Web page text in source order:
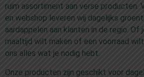
ruim assortiment aan verse producten.
en webshop leveren wij dagelijks
aardappelen aan klanten in de regio. Of
maaltijd wilt maken of een voorraad
ons alles wat je nodig hebt.
Onze producten zijn geschikt voor